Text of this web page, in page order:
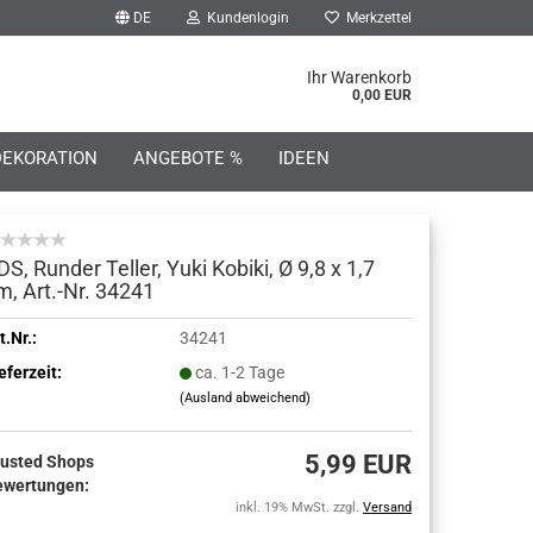
DE Kundenlogin
erstellen
vergessen?
Merkzettel
Ihr Warenkorb
0,00 EUR
ANGEBOTE % IDEEN
Runder Teller, Yuki Kobiki, Ø 9,8 x 1,7
Art.-Nr. 34241
34241
ca. 1-2 Tage
(Ausland abweichend)
Shops
5,99 EUR
inkl. 19% MwSt. zzgl. Versand